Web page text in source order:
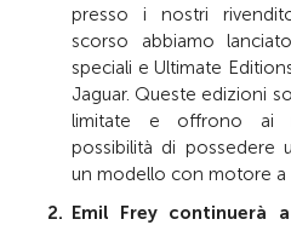
presso i nostri
scorso abbiamo
speciali e Ultimate
Jaguar. Queste edizioni
limitate e offrono ai
possibilità di possedere
un modello con motore a
Emil Frey continuerà